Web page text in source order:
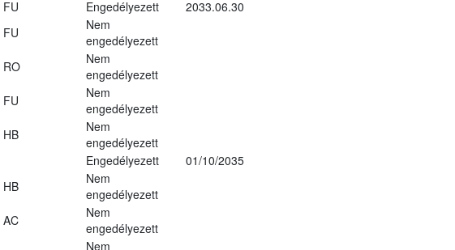
FU Engedélyezett
2033.06.30
FU
Nem
engedélyezett
RO
Nem
engedélyezett
FU
Nem
engedélyezett
HB
Nem
engedélyezett
Engedélyezett
01/10/2035
HB
Nem
engedélyezett
AC
Nem
engedélyezett
Nem